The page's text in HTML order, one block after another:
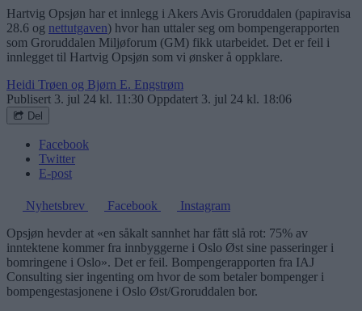
Hartvig Opsjøn har et innlegg i Akers Avis Groruddalen (papiravisa
28.6 og nettutgaven) hvor han uttaler seg om bompengerapporten
som Groruddalen Miljøforum (GM) fikk utarbeidet. Det er feil i
innlegget til Hartvig Opsjøn som vi ønsker å oppklare.
Heidi Trøen og Bjørn E. Engstrøm
Publisert 3. jul 24 kl. 11:30 Oppdatert 3. jul 24 kl. 18:06
Del
Facebook
Twitter
E-post
Nyhetsbrev Facebook
Instagram
Opsjøn hevder at «en såkalt sannhet har fått slå rot: 75% av
inntektene kommer fra innbyggerne i Oslo Øst sine passeringer i
bomringene i Oslo». Det er feil. Bompengerapporten fra IAJ
Consulting sier ingenting om hvor de som betaler bompenger i
bompengestasjonene i Oslo Øst/Groruddalen bor.